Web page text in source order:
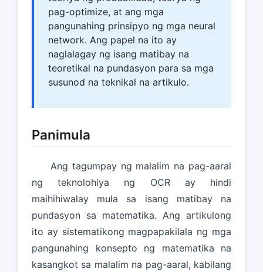
pag-optimize, at ang mga
pangunahing prinsipyo ng mga neural
network. Ang papel na ito ay
naglalagay ng isang matibay na
teoretikal na pundasyon para sa mga
susunod na teknikal na artikulo.
Panimula
Ang tagumpay ng malalim na pag-aaral
ng teknolohiya ng OCR ay hindi
maihihiwalay mula sa isang matibay na
pundasyon sa matematika. Ang artikulong
ito ay sistematikong magpapakilala ng mga
pangunahing konsepto ng matematika na
kasangkot sa malalim na pag-aaral, kabilang